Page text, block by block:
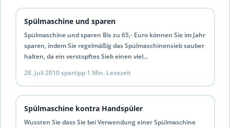
Spülmaschine und sparen
Spülmaschine und sparen Bis zu 65,- Euro können Sie im Jahr
sparen, indem Sie regelmäßig das Spülmaschinensieb sauber
halten, da ein verstopftes Sieb einen viel…
28. Juli 2010·spartipp·1 Min. Lesezeit
Spülmaschine kontra Handspüler
Wussten Sie dass Sie bei Verwendung einer Spülmaschine